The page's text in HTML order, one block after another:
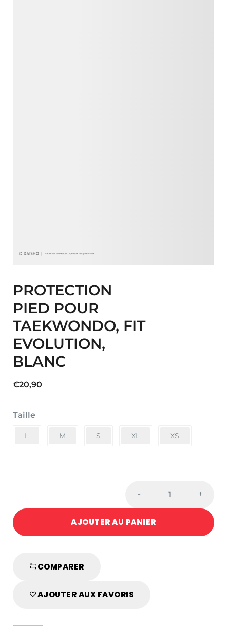
PROTECTION
PIED POUR
TAEKWONDO, FIT
EVOLUTION,
BLANC
€20,90
Taille
L M S XL XS
POUR
TAEKWONDO,
FIT
- +
AJOUTER AU PANIER
COMPARER
AJOUTER AUX FAVORIS